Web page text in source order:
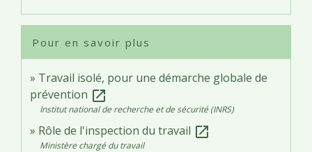
Pour en savoir plus
Travail isolé, pour une démarche globale de
prévention open_in_new
Institut national de recherche et de sécurité (INRS)
Rôle de l'inspection du travail open_in_new
Ministère chargé du travail